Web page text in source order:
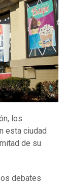
los
esta ciudad
de su
debates